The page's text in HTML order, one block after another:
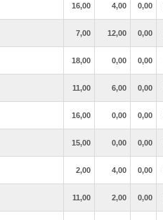
16,00 4,00 0,00
7,00 12,00 0,00
18,00 0,00 0,00
11,00 6,00 0,00
16,00 0,00 0,00
15,00 0,00 0,00
2,00 4,00 0,00
11,00 2,00 0,00